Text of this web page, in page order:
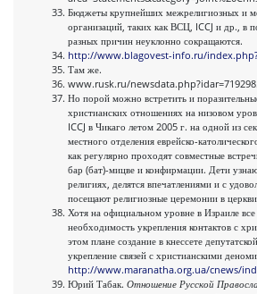
Бюджеты крупнейших межрелигиозных и
организаций, таких как ВСЦ, ICCJ и др., в
разных причин неуклонно сокращаются.
http://www.blagovest-info.ru/
Там же.
www.rusk.ru/newsdata.php?idar=719298.
Но порой можно встретить и
христианских отношениях на низовом
ICCJ в Чикаго летом 2005 г. на одной из
местного отделения еврейско-
как регулярно проходят совместные
бар (бат)-мицве и конфирмации. Дети
религиях, делятся впечатлениями и с
посещают религиозные церемонии в
Хотя на официальном уровне в Израиле
необходимость укрепления контактов с
этом плане создание в кнессете
укрепление связей с христианскими
http://www.maranatha.org.ua/cnews/
Юрий Табак. Отношение Русской